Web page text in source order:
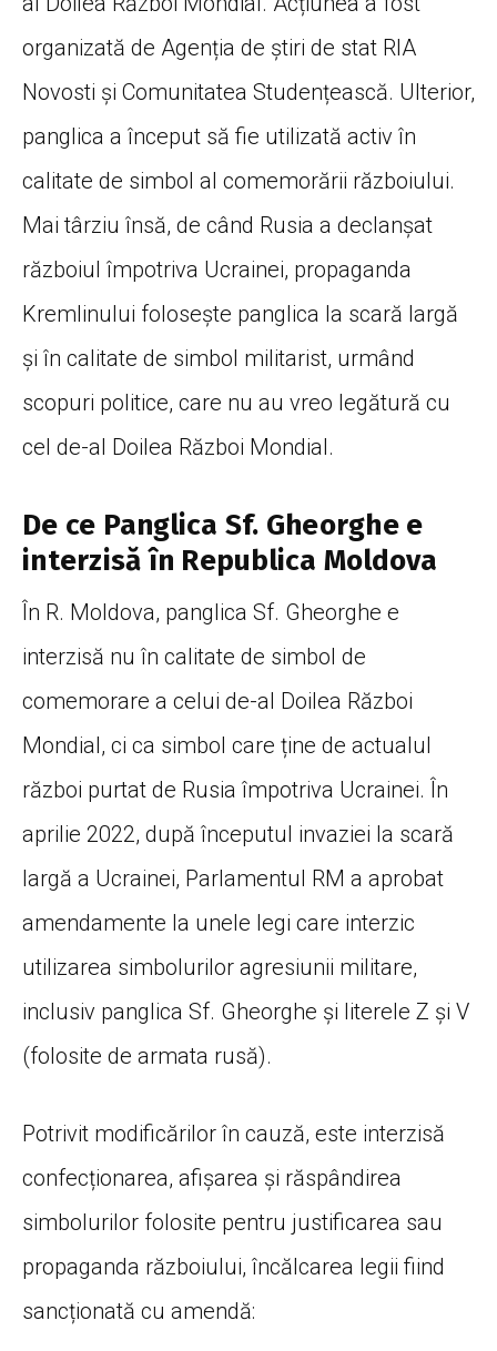
organizată de Agenția de știri de stat RIA
Novosti și Comunitatea Studențească. Ulterior,
panglica a început să fie utilizată activ în
calitate de simbol al comemorării războiului.
Mai târziu însă, de când Rusia a declanșat
războiul împotriva Ucrainei, propaganda
Kremlinului folosește panglica la scară largă
și în calitate de simbol militarist, urmând
scopuri politice, care nu au vreo legătură cu
cel de-al Doilea Război Mondial.
De ce Panglica Sf. Gheorghe e
interzisă în Republica Moldova
În R. Moldova, panglica Sf. Gheorghe e
interzisă nu în calitate de simbol de
comemorare a celui de-al Doilea Război
Mondial, ci ca simbol care ține de actualul
război purtat de Rusia împotriva Ucrainei. În
aprilie 2022, după începutul invaziei la scară
largă a Ucrainei, Parlamentul RM a aprobat
amendamente la unele legi care interzic
utilizarea simbolurilor agresiunii militare,
inclusiv panglica Sf. Gheorghe și literele Z și V
(folosite de armata rusă).
Potrivit modificărilor în cauză, este interzisă
confecționarea, afișarea și răspândirea
simbolurilor folosite pentru justificarea sau
propaganda războiului, încălcarea legii fiind
sancționată cu amendă: